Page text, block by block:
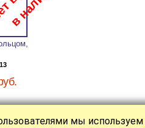
мы используем
| ОПЛАТА | КОНТАКТЫ